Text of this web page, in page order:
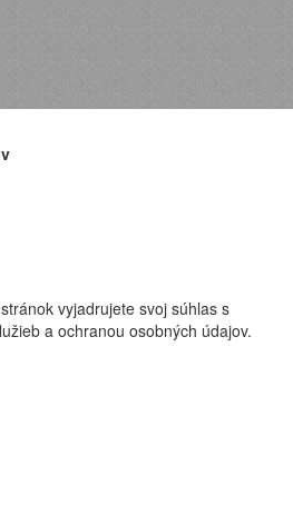
vyjadrujete svoj súhlas s
a ochranou osobných údajov.